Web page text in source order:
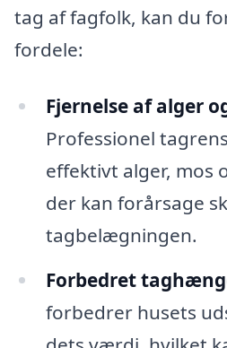
tag af fagfolk, kan du
fordele:
Fjernelse af alger
Professionel
effektivt alger, mos
der kan forårsage
tagbelægningen.
Forbedret
forbedrer husets